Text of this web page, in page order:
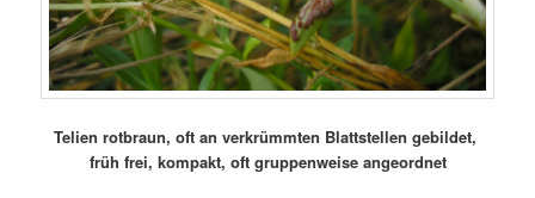
Telien rotbraun, oft an verkrümmten Blattstellen gebildet,
früh frei, kompakt, oft gruppenweise angeordnet